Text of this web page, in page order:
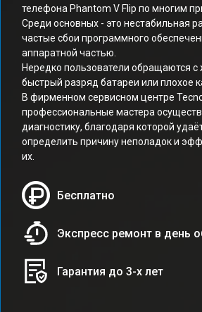
телефона Phantom V Flip по многим
Среди основных - это нестабильная
частые сбои программного
аппаратной частью.
Нередко пользователи обращаются
быстрый разряд батареи или плохое
В фирменном сервисном центре
профессиональные мастера
диагностику, благодаря которой
определить причину неполадок и
их.
Бесплатно
Экспресс ремонт в день
Гарантия до 3-х лет